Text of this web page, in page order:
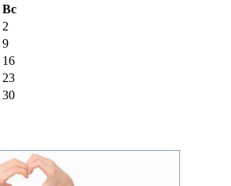
Вс
2
9
16
23
30